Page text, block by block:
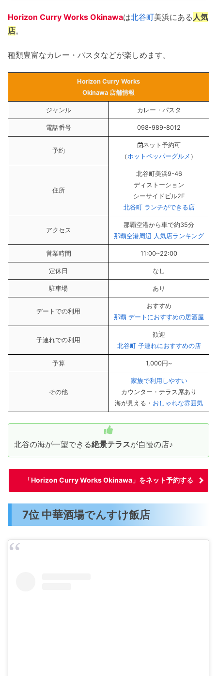
Horizon Curry Works Okinawaは北谷町美浜にある 人気
店。
種類豊富なカレー・パスタなどが楽しめます。
Horizon Curry Works
Okinawa 店舗情報
ジャンル カレー・パスタ
電話番号 098-989-8012
予約
ネット予約可
（ホットペッパーグルメ ）
住所
北谷町美浜9-46
ディストーション
シーサイドビル2F
北谷町 ランチができる店
アクセス
那覇空港から車で約35分
那覇空港周辺 人気店ランキング
営業時間 11:00~22:00
定休日 なし
駐車場 あり
デートでの利用
おすすめ
那覇 デートにおすすめの居酒屋
子連れでの利用
歓迎
北谷町 子連れにおすすめの店
予算 1,000円~
その他
家族で利用しやすい
カウンター・テラス席あり
海が見える・ おしゃれな雰囲気
北谷の海が一望できる絶景テラスが自慢の店♪
「Horizon Curry Works Okinawa」をネット予約する
7位 中華酒場でんすけ飯店